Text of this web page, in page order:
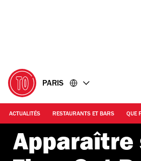
PARIS
ACTUALITÉS RESTAURANTS ET BARS QUE
Apparaître